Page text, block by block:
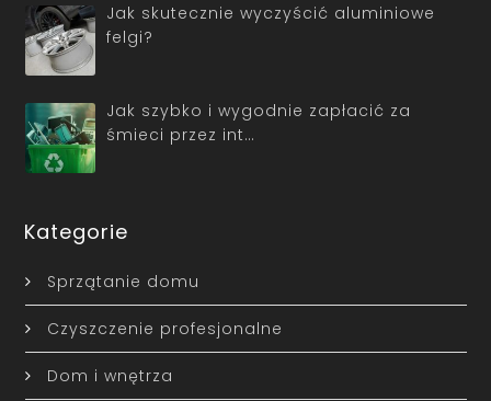
Jak skutecznie wyczyścić aluminiowe
felgi?
Jak szybko i wygodnie zapłacić za
śmieci przez int…
Kategorie
Sprzątanie domu
Czyszczenie profesjonalne
Dom i wnętrza